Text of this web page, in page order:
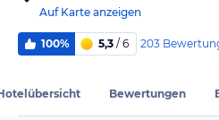
Auf Karte anzeigen
100% 5,3 / 6 203
Bewertungen